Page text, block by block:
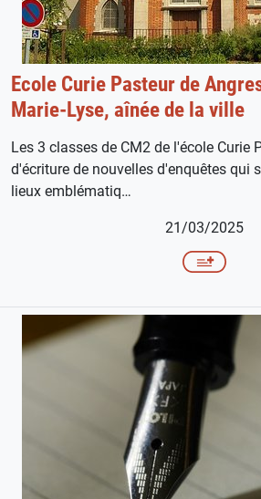
Ecole Curie Pasteur de
Marie-Lyse, aînée de la ville
Les 3 classes de CM2 de l'école Curie
d'écriture de nouvelles d'enquêtes qui
lieux emblématiq…
21/03/2025